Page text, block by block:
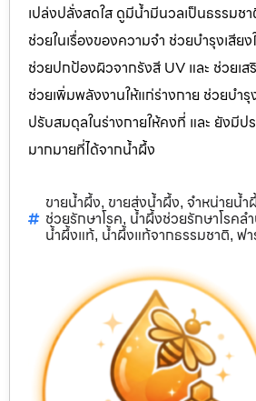
เปล่งปลั่งสดใส ดูมีน้ำมีนวลเป็นธรรมช
ช่วยในเรื่องของความจำ ช่วยบำรุงเสีย
ช่วยปกป้องผิวจากรังสี UV และ ช่วยเส
ช่วยเพิ่มพลังงานให้แก่ร่างกาย ช่วยบำ
ปรับสมดุลในร่างกายให้คงที่ และ ยังมีป
มากมายที่ได้จากน้ำผึ้ง
ขายน้ำผึ้ง, ขายส่งน้ำผึ้ง, จำหน่ายน้ำ
ช่วยรักษาโรค, น้ำผึ้งช่วยรักษาโรคล
น้ำผึ้งแท้, น้ำผึ้งแท้จากธรรมชาติ, ฟ